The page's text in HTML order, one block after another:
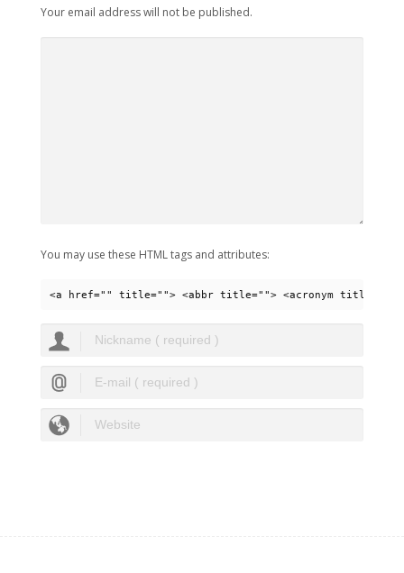
Your email address will not be published.
You may use these HTML tags and attributes:
<a href="" title=""> <abbr title=""> <acronym title="">